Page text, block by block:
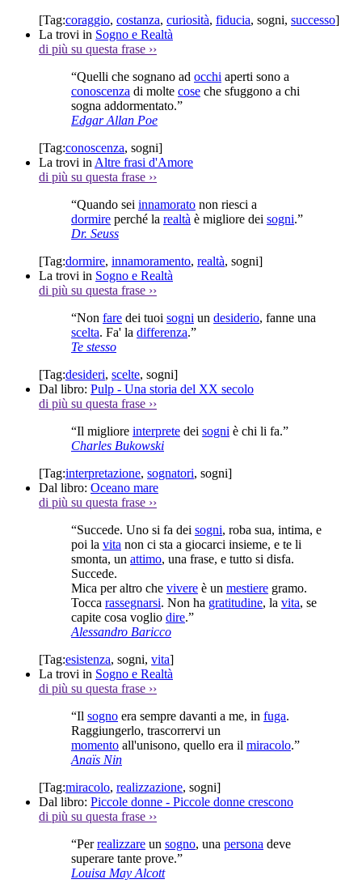
[Tag:coraggio, costanza, curiosità, fiducia, sogni, successo]
La trovi in Sogno e Realtà
di più su questa frase ››
“Quelli che sognano ad occhi aperti sono a
conoscenza di molte cose che sfuggono a chi
sogna addormentato.”
Edgar Allan Poe
[Tag:conoscenza, sogni]
La trovi in Altre frasi d'Amore
di più su questa frase ››
“Quando sei innamorato non riesci a
dormire perché la realtà è migliore dei sogni.”
Dr. Seuss
[Tag:dormire, innamoramento, realtà, sogni]
La trovi in Sogno e Realtà
di più su questa frase ››
“Non fare dei tuoi sogni un desiderio, fanne una
scelta. Fa' la differenza.”
Te stesso
[Tag:desideri, scelte, sogni]
Dal libro: Pulp - Una storia del XX secolo
di più su questa frase ››
“Il migliore interprete dei sogni è chi li fa.”
Charles Bukowski
[Tag:interpretazione, sognatori, sogni]
Dal libro: Oceano mare
di più su questa frase ››
“Succede. Uno si fa dei sogni, roba sua, intima, e
poi la vita non ci sta a giocarci insieme, e te li
smonta, un attimo, una frase, e tutto si disfa.
Succede.
Mica per altro che vivere è un mestiere gramo.
Tocca rassegnarsi. Non ha gratitudine, la vita, se
capite cosa voglio dire.”
Alessandro Baricco
[Tag:esistenza, sogni, vita]
La trovi in Sogno e Realtà
di più su questa frase ››
“Il sogno era sempre davanti a me, in fuga.
Raggiungerlo, trascorrervi un
momento all'unisono, quello era il miracolo.”
Anaïs Nin
[Tag:miracolo, realizzazione, sogni]
Dal libro: Piccole donne - Piccole donne crescono
di più su questa frase ››
“Perrealizzare un sogno, una persona deve
superare tante prove.”
Louisa May Alcott